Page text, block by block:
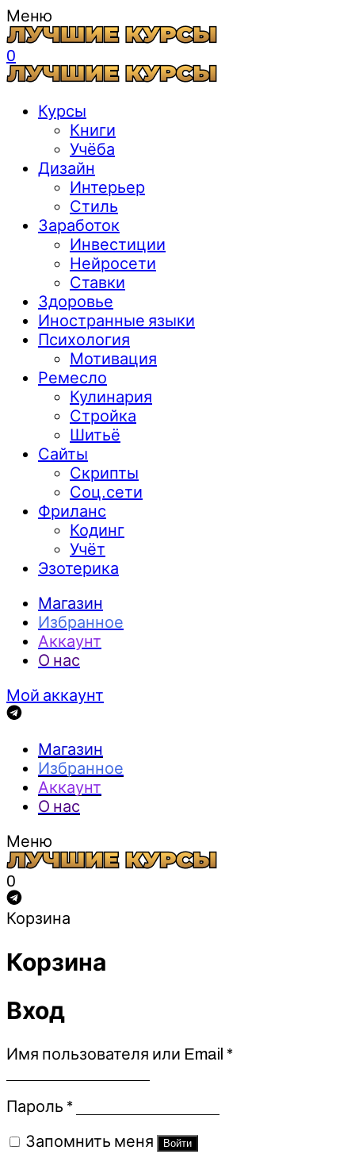
Меню
0
Курсы
Книги
Учёба
Дизайн
Интерьер
Стиль
Заработок
Инвестиции
Нейросети
Ставки
Здоровье
Иностранные языки
Психология
Мотивация
Ремесло
Кулинария
Стройка
Шитьё
Сайты
Скрипты
Соц.сети
Фриланс
Кодинг
Учёт
Эзотерика
Магазин
Избранное
Аккаунт
О нас
Мой аккаунт
Магазин
Избранное
Аккаунт
О нас
Меню
0
Корзина
Корзина
Вход
Имя пользователя или Email *Обязательно
Пароль *Обязательно
Запомнить меня Войти